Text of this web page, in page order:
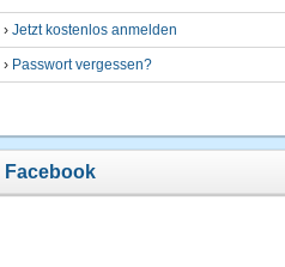
› Jetzt kostenlos anmelden
› Passwort vergessen?
Facebook